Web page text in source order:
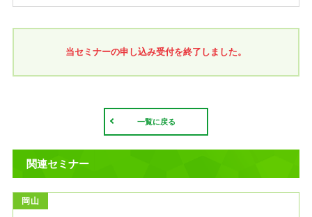
当セミナーの申し込み受付を終了しました。
一覧に戻る
関連セミナー
岡山